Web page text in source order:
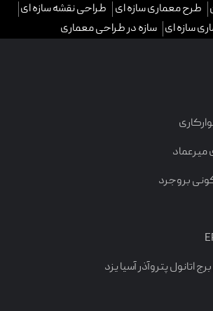
طرح معماری سازه ای
طراحی نقشه سازه ای
سازه ای سازه در طراحی معماری
میرعماد
بروجرد
اتانول پتروآذر آسیا یزد